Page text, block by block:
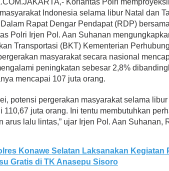
Korlantas Polri
Indonesia selama libur Natal dan
Rapat Dengar Pendapat (RDP)
Polri Irjen Pol. Aan Suhanan
Transportasi (BKT) Kementerian
masyarakat secara nasional
peningkatan sebesar 2,8%
mencapai 107 juta orang.
potensi pergerakan masyarakat selama libur
110,67 juta orang. Ini tentu membutuhkan
arus lalu lintas,” ujar Irjen Pol. Aan Suhanan,
Konawe Selatan Laksanakan Kegiatan
Gratis di TK Anasepu Sisoro